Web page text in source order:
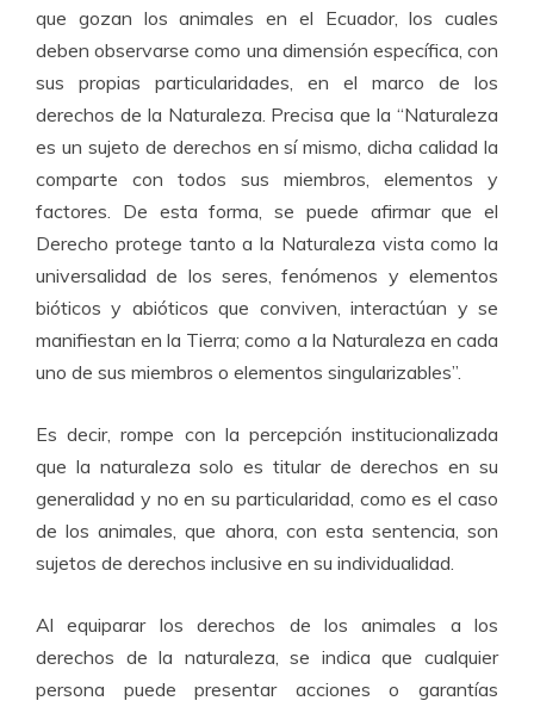
que gozan los animales en el Ecuador, los cuales
deben observarse como una dimensión específica, con
sus propias particularidades, en el marco de los
derechos de la Naturaleza. Precisa que la “Naturaleza
es un sujeto de derechos en sí mismo, dicha calidad la
comparte con todos sus miembros, elementos y
factores. De esta forma, se puede afirmar que el
Derecho protege tanto a la Naturaleza vista como la
universalidad de los seres, fenómenos y elementos
bióticos y abióticos que conviven, interactúan y se
manifiestan en la Tierra; como a la Naturaleza en cada
uno de sus miembros o elementos singularizables”.
Es decir, rompe con la percepción institucionalizada
que la naturaleza solo es titular de derechos en su
generalidad y no en su particularidad, como es el caso
de los animales, que ahora, con esta sentencia, son
sujetos de derechos inclusive en su individualidad.
Al equiparar los derechos de los animales a los
derechos de la naturaleza, se indica que cualquier
persona puede presentar acciones o garantías